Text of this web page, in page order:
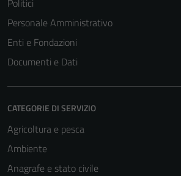
Personale Amministrativo
Enti e Fondazioni
Documenti e Dati
CATEGORIE DI SERVIZIO
Agricoltura e pesca
Ambiente
Anagrafe e stato civile